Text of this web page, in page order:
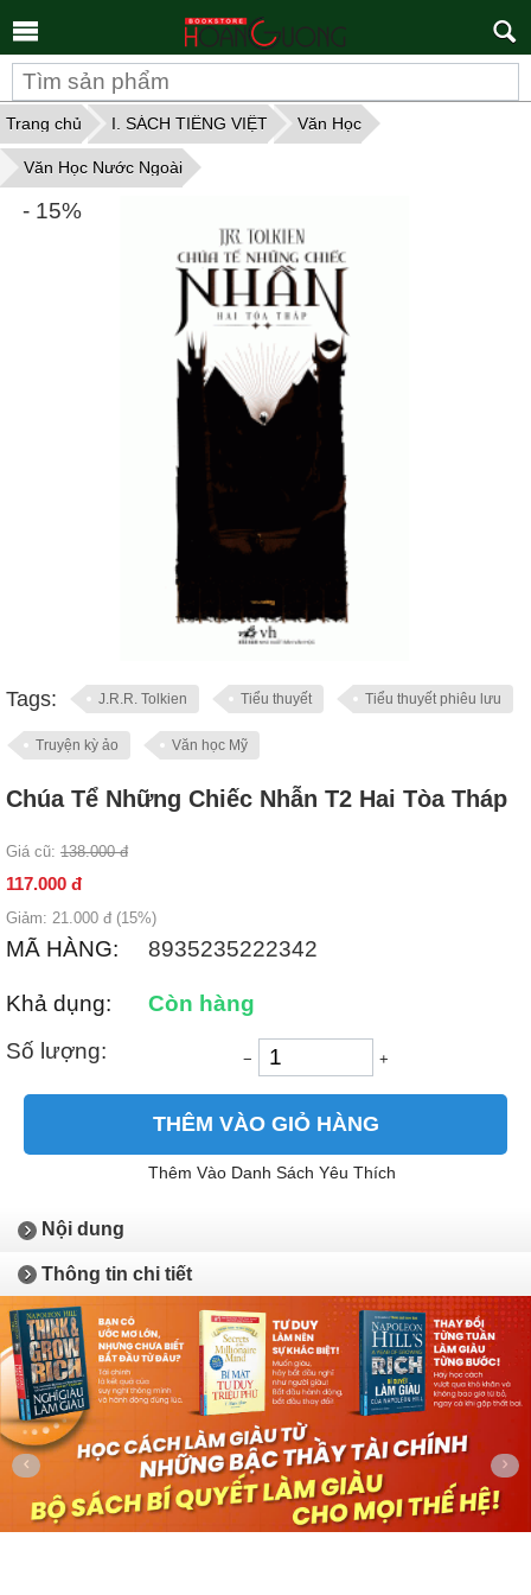
Trang chủ I. SÁCH TIẾNG VIỆT Văn Học
Văn Học Nước Ngoài
Tags: J.R.R. Tolkien Tiểu thuyết Tiểu thuyết phiêu lưu
Truyện kỳ ảo Văn học Mỹ
- 15%
Chúa Tể Những Chiếc Nhẫn T2 Hai Tòa Tháp
Giá cũ: 138.000 đ
117.000 đ
Giảm: 21.000 đ (15%)
MÃ HÀNG: 8935235222342
Khả dụng:
Còn hàng
Số lượng:
− +
THÊM VÀO GIỎ HÀNG
Thêm Vào Danh Sách Yêu Thích
Nội dung
Thông tin chi tiết